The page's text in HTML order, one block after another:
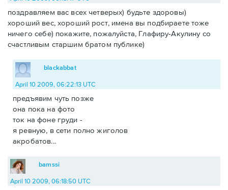
поздравляем вас всех четверых) будьте здоровы)
хороший вес, хороший рост, имена вы подбираете тоже
ничего себе) покажите, пожалуйста, Глафиру-Акулину со
счастливым старшим братом публике)
blackabbat
April 10 2009, 06:22:13 UTC
предъявим чуть позже
она пока на фото
ток на фоне груди -
я ревную, в сети полно жиголов
акробатов...
bamssi
April 10 2009, 06:18:50 UTC